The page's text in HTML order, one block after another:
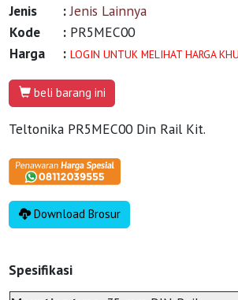
Jenis
: Jenis Lainnya
Kode
: PR5MEC00
Harga
: LOGIN UNTUK MELIHAT HARGA
beli barang ini
Teltonika PR5MEC00 Din Rail Kit.
Download Brosur
Spesifikasi